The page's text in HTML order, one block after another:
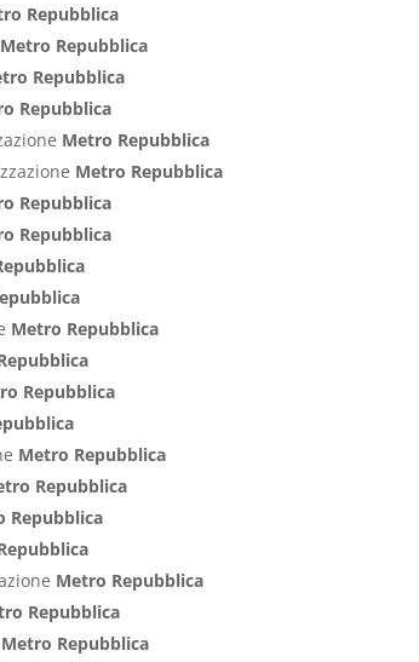
Repubblica
Metro Repubblica
Repubblica
Repubblica
Metro Repubblica
Metro Repubblica
Repubblica
Repubblica
Metro Repubblica
Repubblica
Metro Repubblica
Repubblica
Repubblica
Metro Repubblica
Repubblica
Metro Repubblica